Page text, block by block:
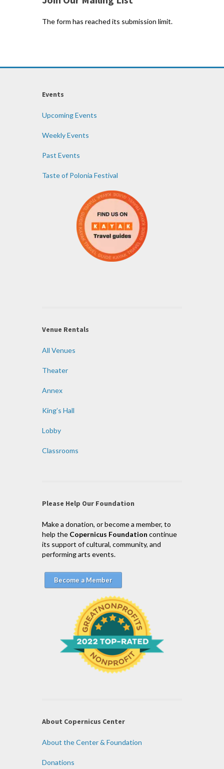
The form has reached its submission limit.
Events
Upcoming Events
Weekly Events
Past Events
Taste of Polonia Festival
Venue Rentals
All Venues
Theater
Annex
King’s Hall
Lobby
Classrooms
Please Help Our Foundation
Make a donation, or become a member, to
help the Copernicus Foundation continue
its support of cultural, community, and
performing arts events.
Become a Member
About Copernicus Center
About the Center & Foundation
Donations